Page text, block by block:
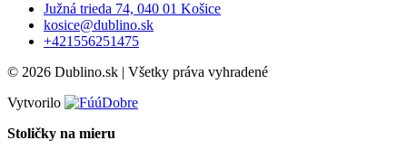
Južná trieda 74, 040 01 Košice
kosice@dublino.sk
+421556251475
© 2026 Dublino.sk | Všetky práva vyhradené
Vytvorilo
Stoličky na mieru